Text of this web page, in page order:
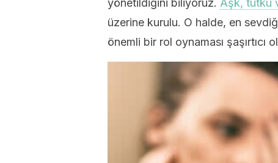
yönetildiğini biliyoruz. Aşk, tutku
üzerine kurulu. O halde, en
önemli bir rol oynaması şaşırtıcı